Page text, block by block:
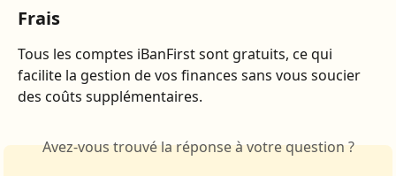
Frais
Tous les comptes iBanFirst sont gratuits, ce qui
facilite la gestion de vos finances sans vous soucier
des coûts supplémentaires.
Avez-vous trouvé la réponse à votre question ?